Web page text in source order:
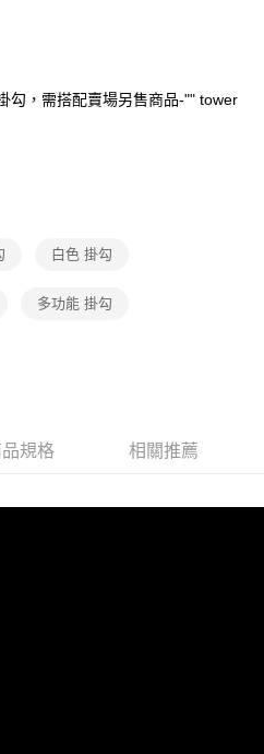
」之契約關係目的，商店將以您的個人
予台灣大哥大進項蒐集、處理及利用，
資料之確認、核對及更正。
：
免運
)免運費
，需搭配賣場另售商品-"" tower
白色 掛勾
多功能 掛勾
規格 相關推薦